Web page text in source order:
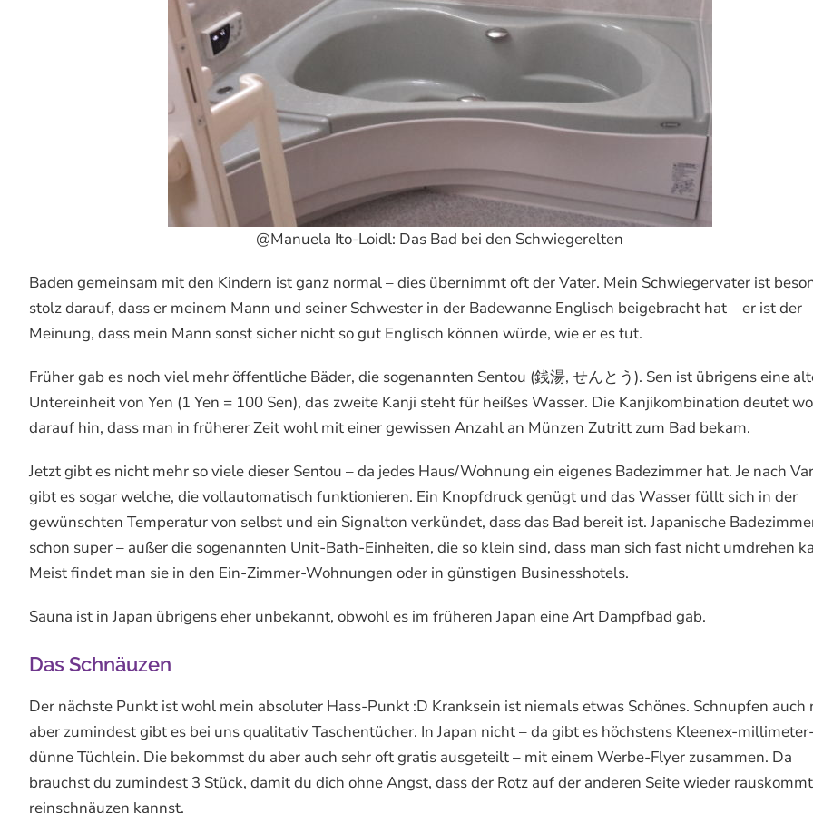
@Manuela Ito-Loidl: Das Bad bei den Schwiegerelten
Baden gemeinsam mit den Kindern ist ganz normal – dies übernimmt oft der Vater. Mein Schwiegervater ist
stolz darauf, dass er meinem Mann und seiner Schwester in der Badewanne Englisch beigebracht hat – er ist der
Meinung, dass mein Mann sonst sicher nicht so gut Englisch können würde, wie er es tut.
Früher gab es noch viel mehr öffentliche Bäder, die sogenannten Sentou (銭湯, せんとう). Sen ist übrigens eine
Untereinheit von Yen (1 Yen = 100 Sen), das zweite Kanji steht für heißes Wasser. Die Kanjikombination deutet
darauf hin, dass man in früherer Zeit wohl mit einer gewissen Anzahl an Münzen Zutritt zum Bad bekam.
Jetzt gibt es nicht mehr so viele dieser Sentou – da jedes Haus/Wohnung ein eigenes Badezimmer hat. Je nach
gibt es sogar welche, die vollautomatisch funktionieren. Ein Knopfdruck genügt und das Wasser füllt sich in der
gewünschten Temperatur von selbst und ein Signalton verkündet, dass das Bad bereit ist. Japanische
schon super – außer die sogenannten Unit-Bath-Einheiten, die so klein sind, dass man sich fast nicht umdrehen
Meist findet man sie in den Ein-Zimmer-Wohnungen oder in günstigen Businesshotels.
Sauna ist in Japan übrigens eher unbekannt, obwohl es im früheren Japan eine Art Dampfbad gab.
Das Schnäuzen
Der nächste Punkt ist wohl mein absoluter Hass-Punkt :D Kranksein ist niemals etwas Schönes. Schnupfen auch
aber zumindest gibt es bei uns qualitativ Taschentücher. In Japan nicht – da gibt es höchstens Kleenex-millimeter-
dünne Tüchlein. Die bekommst du aber auch sehr oft gratis ausgeteilt – mit einem Werbe-Flyer zusammen. Da
brauchst du zumindest 3 Stück, damit du dich ohne Angst, dass der Rotz auf der anderen Seite wieder
reinschnäuzen kannst.